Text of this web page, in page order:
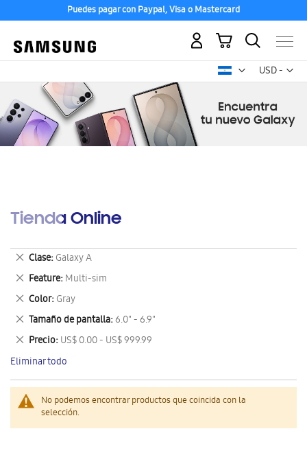
Puedes pagar con Paypal, Visa o Mastercard
USD -
dólar
Mi carrito
Tienda Online
No podemos encontrar productos que coincida con la
selección.
Clase Galaxy A
Eliminar
este
artículo
Feature Multi-sim
Eliminar
este
artículo
Color Gray
Eliminar
este
artículo
Tamaño de pantalla 6.0" - 6.9"
Eliminar
este
artículo
Precio US$ 0.00 - US$ 999.99
Eliminar
este
artículo
Eliminar todo